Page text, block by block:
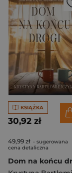
KSIĄŻKA
30,92 zł
49,99 zł - sugerowana
cena detaliczna